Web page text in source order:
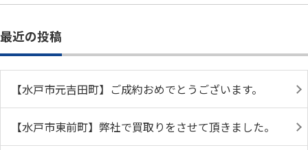
最近の投稿
【水戸市元吉田町】ご成約おめでとうございます。
【水戸市東前町】弊社で買取りをさせて頂きました。